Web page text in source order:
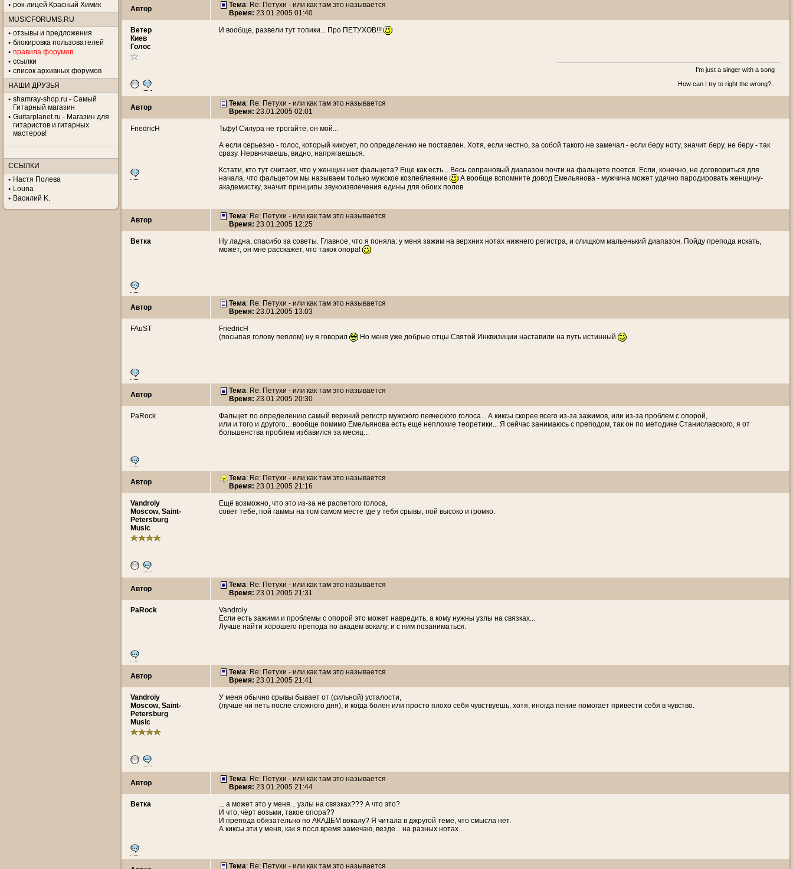
рок-лицей Красный Химик
MUSICFORUMS.RU
отзывы и предложения
блокировка пользователей
правила форумов
ссылки
список архивных форумов
НАШИ ДРУЗЬЯ
shamray-shop.ru - Самый
Гитарный магазин
Guitarplanet.ru - Магазин для
гитаристов и гитарных
мастеров!
ССЫЛКИ
Настя Полева
Louna
Василий K.
Автор Тема: Re: Петухи - или как там это называется
Время: 23.01.2005 01:40
Ветeр
Киев
Голос
И вообще, развели тут топики... Про ПЕТУХОВ!!!
I'm just a singer with a song
How can I try to right the wrong?..
Автор Тема: Re: Петухи - или как там это называется
Время: 23.01.2005 02:01
FriedricH
Тьфу! Силура не трогайте, он мой...
А если серьезно - голос, который киксует, по определению не поставлен. Хотя, если честно, за собой такого не замечал - если беру ноту, значит беру, не беру - так
сразу. Нервничаешь, видно, напрягаешься.
Кстати, кто тут считает, что у женщин нет фальцета? Еще как есть... Весь сопрановый диапазон почти на фальцете поется. Если, конечно, не договориться для
начала, что фальцетом мы называем только мужское козлеблеяние
А вообще вспомните довод Емельянова - мужчина может удачно пародировать женщину-
академистку, значит принципы звукоизвлечения едины для обоих полов.
Автор Тема: Re: Петухи - или как там это называется
Время: 23.01.2005 12:25
Ветка
Ну ладна, спасибо за советы. Главное, что я поняла: у меня зажим на верхних нотах нижнего регистра, и слищком мальенький диапазон. Пойду препода искать,
может, он мне расскажет, что такок опора!
Автор Тема: Re: Петухи - или как там это называется
Время: 23.01.2005 13:03
FAuST
FriedricH
(посыпая голову пеплом) ну я говорил
Но меня уже добрые отцы Святой Инквизиции наставили на путь истинный
Автор Тема: Re: Петухи - или как там это называется
Время: 23.01.2005 20:30
PaRock
Фальцет по определению самый верхний регистр мужского певческого голоса... А киксы скорее всего из-за зажимов, или из-за проблем с опорой,
или и того и другого... вообще помимо Емельянова есть еще неплохие теоретики... Я сейчас занимаюсь с преподом, так он по методике Станиславского, я от
большенства проблем избавился за месяц...
Автор Тема: Re: Петухи - или как там это называется
Время: 23.01.2005 21:16
Vandroiy
Moscow, Saint-
Petersburg
Music
Ещё возможно, что это из-за не распетого голоса,
совет тебе, пой гаммы на том самом месте где у тебя срывы, пой высоко и громко.
Автор Тема: Re: Петухи - или как там это называется
Время: 23.01.2005 21:31
PaRock
Vandroiy
Если есть зажими и проблемы с опорой это может навредить, а кому нужны узлы на связках...
Лучше найти хорошего препода по академ вокалу, и с ним позаниматься.
Автор Тема: Re: Петухи - или как там это называется
Время: 23.01.2005 21:41
Vandroiy
Moscow, Saint-
Petersburg
Music
У меня обычно срывы бывает от (сильной) усталости,
(лучше ни петь после сложного дня), и когда болен или просто плохо себя чувствуешь, хотя, иногда пение помогает привести себя в чувство.
Автор Тема: Re: Петухи - или как там это называется
Время: 23.01.2005 21:44
Ветка
... а может это у меня... узлы на связках??? А что это?
И что, чёрт возьми, такое опора??
И препода обязательно по АКАДЕМ вокалу? Я читала в джругой теме, что смысла нет.
А киксы эти у меня, как я посл.время замечаю, везде... на разных нотах...
Тема: Re: Петухи - или как там это называется